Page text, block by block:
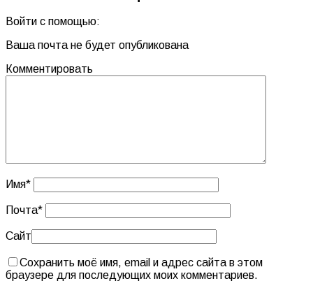
Войти с помощью:
Ваша почта не будет опубликована
Комментировать
Имя*
Почта*
Сайт
Сохранить моё имя, email и адрес сайта в этом
браузере для последующих моих комментариев.